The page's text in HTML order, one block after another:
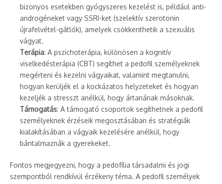
bizonyos esetekben gyógyszeres kezelést is, például anti-
androgéneket vagy SSRI-ket (szelektív szerotonin
újrafelvétel-gátlók), amelyek csökkenthetik a szexuális
vágyat.
Terápia: A pszichoterápia, különösen a kognitív
viselkedésterápia (CBT) segíthet a pedofil személyeknek
megérteni és kezelni vágyaikat, valamint megtanulni,
hogyan kerüljék el a kockázatos helyzeteket és hogyan
kezeljék a stresszt anélkül, hogy ártanának másoknak.
Támogatás: A támogató csoportok segíthetnek a pedofil
személyeknek érzéseik megosztásában és stratégiák
kialakításában a vágyaik kezelésére anélkül, hogy
bántalmaznák a gyerekeket.
Fontos megjegyezni, hogy a pedofília társadalmi és jogi
szempontból rendkívül érzékeny téma. A pedofil személyek